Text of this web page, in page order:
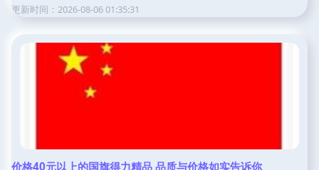
更新时间：2026-08-06 01:35:31
价格40元以上的国旗得力精品 品质与价格如实告诉你